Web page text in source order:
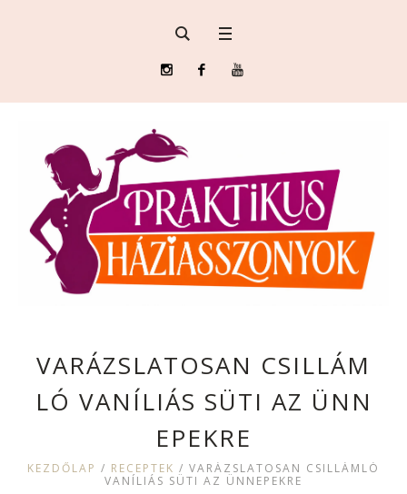
VARÁZSLATOSAN CSILLÁM
LÓ VANÍLIÁS SÜTI AZ ÜNN
EPEKRE
KEZDŐLAP / RECEPTEK / VARÁZSLATOSAN CSILLÁMLÓ
VANÍLIÁS SÜTI AZ ÜNNEPEKRE